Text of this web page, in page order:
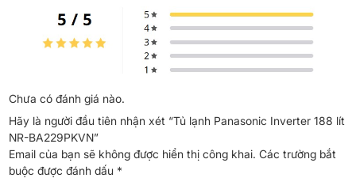
Ngoài ra, nhờ có công nghệ Inverter mà chiếc tủ lạnh này vận
Chưa có đánh giá nào.
Hãy là người đầu tiên nhận xét “Tủ lạnh Panasonic Inverter 188 lít
NR-BA229PKVN”
Email của bạn sẽ không được hiển thị công khai. Các trường bắt
buộc được đánh dấu *